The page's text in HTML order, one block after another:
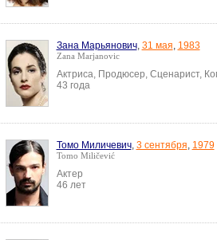
Зана Марьянович, 31 мая, 1983
Zana Marjanovic
Актриса, Продюсер, Сценарист,
43 года
Томо Миличевич, 3 сентября, 1979
Tomo Miličević
Актер
46 лет